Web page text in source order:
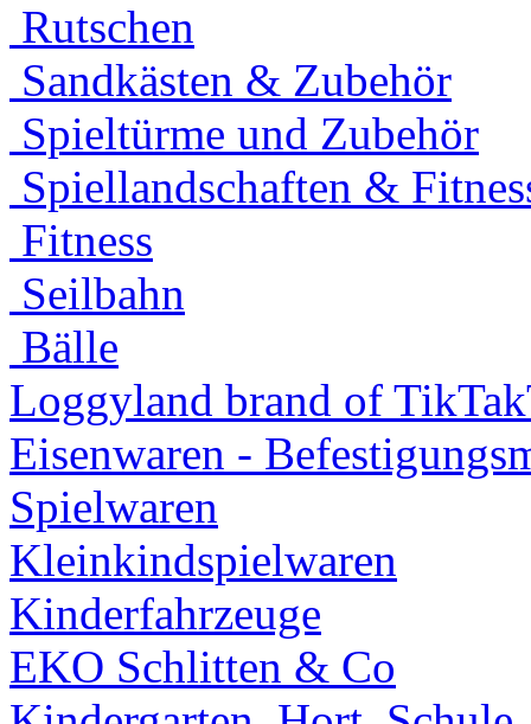
Rutschen
Sandkästen & Zubehör
Spieltürme und Zubehör
Spiellandschaften &
Fitness
Seilbahn
Bälle
Loggyland brand of
Eisenwaren -
Spielwaren
Kleinkindspielwaren
Kinderfahrzeuge
EKO Schlitten & Co